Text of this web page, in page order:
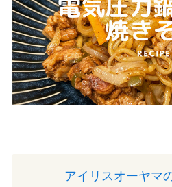
アイリスオーヤマ